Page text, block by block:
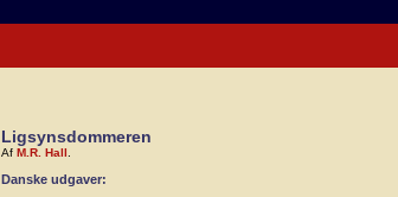
Ligsynsdommeren
Af M.R. Hall
Danske udgaver: